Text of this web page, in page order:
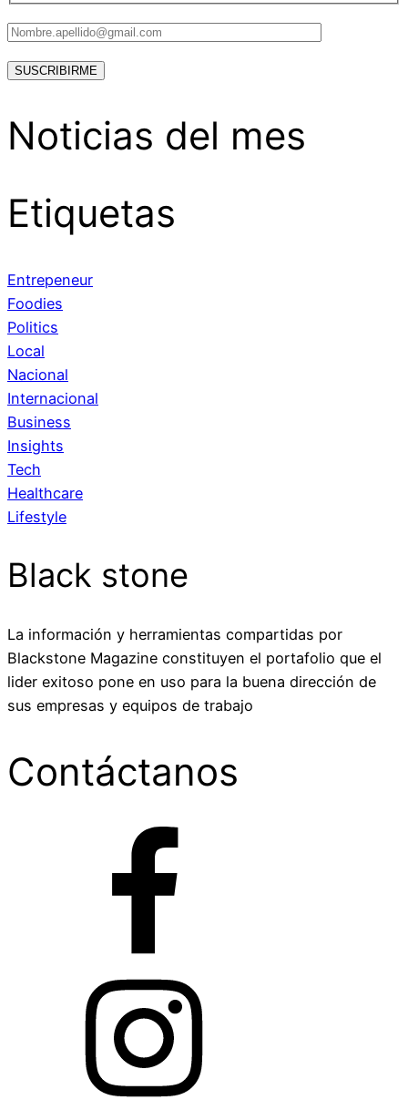
Noticias del mes
Etiquetas
Entrepeneur
Foodies
Politics
Local
Nacional
Internacional
Business
Insights
Tech
Healthcare
Lifestyle
Black stone
La información y herramientas compartidas por
Blackstone Magazine constituyen el portafolio que el
lider exitoso pone en uso para la buena dirección de
sus empresas y equipos de trabajo
Contáctanos